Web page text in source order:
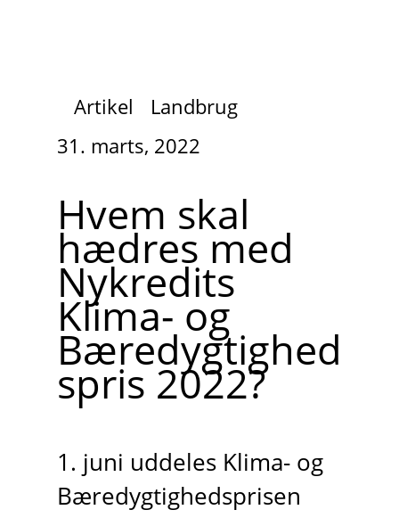
Artikel
Landbrug
31. marts, 2022
Hvem skal
hædres med
Nykredits
Klima- og
Bæredygtighed
spris 2022?
1. juni uddeles Klima- og
Bæredygtighedsprisen